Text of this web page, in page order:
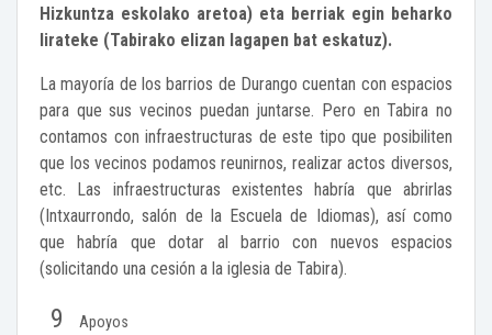
Hizkuntza eskolako aretoa) eta berriak egin beharko
lirateke (Tabirako elizan lagapen bat eskatuz).
La mayoría de los barrios de Durango cuentan con espacios
para que sus vecinos puedan juntarse. Pero en Tabira no
contamos con infraestructuras de este tipo que posibiliten
que los vecinos podamos reunirnos, realizar actos diversos,
etc. Las infraestructuras existentes habría que abrirlas
(Intxaurrondo, salón de la Escuela de Idiomas), así como
que habría que dotar al barrio con nuevos espacios
(solicitando una cesión a la iglesia de Tabira).
9 Apoyos